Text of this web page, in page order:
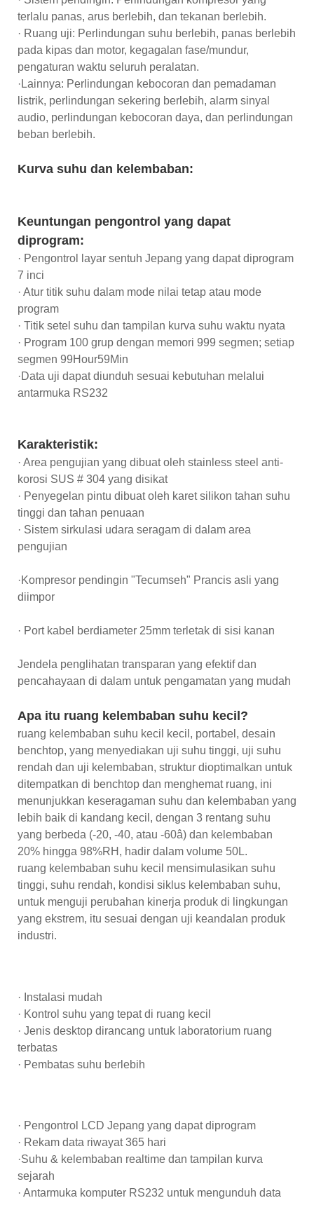
terlalu panas, arus berlebih, dan tekanan berlebih.
· Ruang uji: Perlindungan suhu berlebih, panas berlebih
pada kipas dan motor, kegagalan fase/mundur,
pengaturan waktu seluruh peralatan.
·Lainnya: Perlindungan kebocoran dan pemadaman
listrik, perlindungan sekering berlebih, alarm sinyal
audio, perlindungan kebocoran daya, dan perlindungan
beban berlebih.
Kurva suhu dan kelembaban:
Keuntungan pengontrol yang dapat
diprogram:
· Pengontrol layar sentuh Jepang yang dapat diprogram
7 inci
· Atur titik suhu dalam mode nilai tetap atau mode
program
· Titik setel suhu dan tampilan kurva suhu waktu nyata
· Program 100 grup dengan memori 999 segmen; setiap
segmen 99Hour59Min
·Data uji dapat diunduh sesuai kebutuhan melalui
antarmuka RS232
Karakteristik:
· Area pengujian yang dibuat oleh stainless steel anti-
korosi SUS # 304 yang disikat
· Penyegelan pintu dibuat oleh karet silikon tahan suhu
tinggi dan tahan penuaan
· Sistem sirkulasi udara seragam di dalam area
pengujian
·Kompresor pendingin "Tecumseh" Prancis asli yang
diimpor
· Port kabel berdiameter 25mm terletak di sisi kanan
Jendela penglihatan transparan yang efektif dan
pencahayaan di dalam untuk pengamatan yang mudah
Apa itu ruang kelembaban suhu kecil?
ruang kelembaban suhu kecil kecil, portabel, desain
benchtop, yang menyediakan uji suhu tinggi, uji suhu
rendah dan uji kelembaban, struktur dioptimalkan untuk
ditempatkan di benchtop dan menghemat ruang, ini
menunjukkan keseragaman suhu dan kelembaban yang
lebih baik di kandang kecil, dengan 3 rentang suhu
yang berbeda (-20, -40, atau -60â) dan kelembaban
20% hingga 98%RH, hadir dalam volume 50L.
ruang kelembaban suhu kecil mensimulasikan suhu
tinggi, suhu rendah, kondisi siklus kelembaban suhu,
untuk menguji perubahan kinerja produk di lingkungan
yang ekstrem, itu sesuai dengan uji keandalan produk
industri.
· Instalasi mudah
· Kontrol suhu yang tepat di ruang kecil
· Jenis desktop dirancang untuk laboratorium ruang
terbatas
· Pembatas suhu berlebih
· Pengontrol LCD Jepang yang dapat diprogram
· Rekam data riwayat 365 hari
·Suhu & kelembaban realtime dan tampilan kurva
sejarah
· Antarmuka komputer RS232 untuk mengunduh data